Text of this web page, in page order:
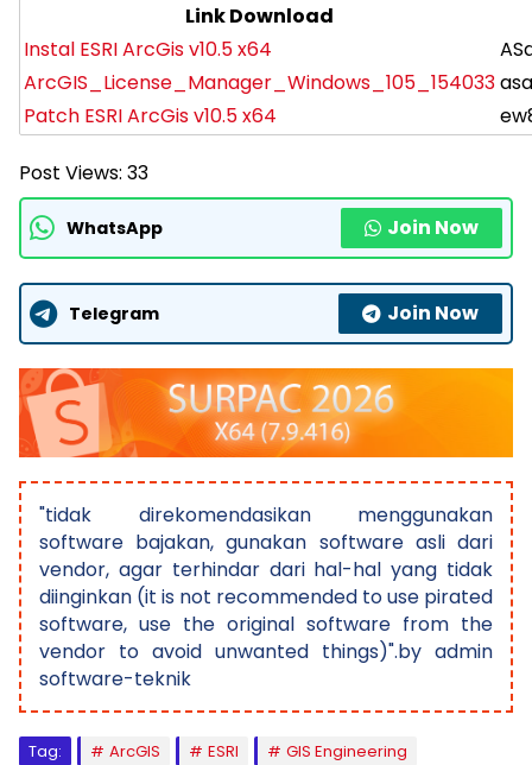
Link Download
Instal ESRI ArcGis v10.5 x64
ArcGIS_License_Manager_Windows_105_154033
Patch ESRI ArcGis v10.5 x64
Post Views: 33
WhatsApp Join Now
Telegram Join Now
"tidak direkomendasikan menggunakan
software bajakan, gunakan software asli dari
vendor, agar terhindar dari hal-hal yang tidak
diinginkan (it is not recommended to use pirated
software, use the original software from the
vendor to avoid unwanted things)".by admin
software-teknik
Tag: ArcGIS ESRI GIS Engineering